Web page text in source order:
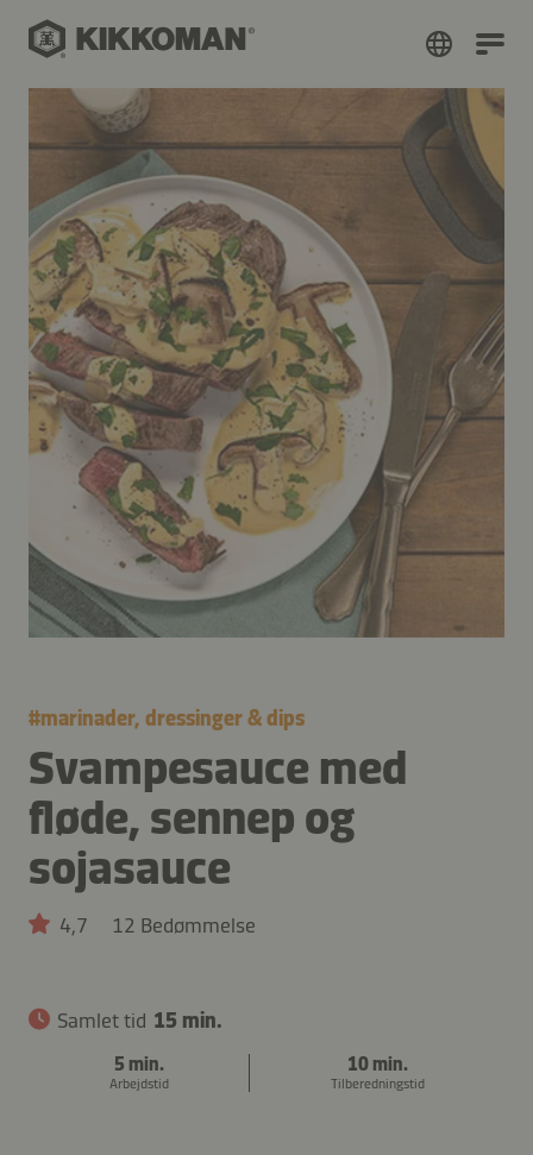
#marinader, dressinger & dips
Svampesauce med
fløde, sennep og
sojasauce
4,7 12 Bedømmelse
Samlet tid 15 min.
5 min.
Arbejdstid
10 min.
Tilberedningstid